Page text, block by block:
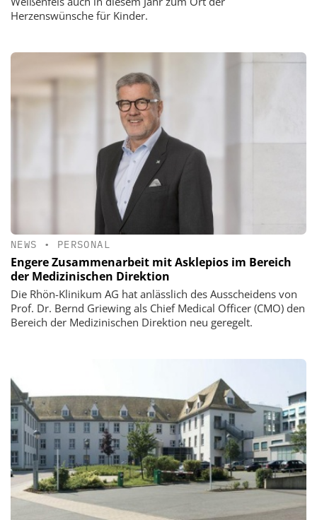
Herzenswünsche für Kinder.
NEWS • PERSONAL
Engere Zusammenarbeit mit Asklepios im Bereich
der Medizinischen Direktion
Die Rhön-Klinikum AG hat anlässlich des Ausscheidens von
Prof. Dr. Bernd Griewing als Chief Medical Officer (CMO) den
Bereich der Medizinischen Direktion neu geregelt.